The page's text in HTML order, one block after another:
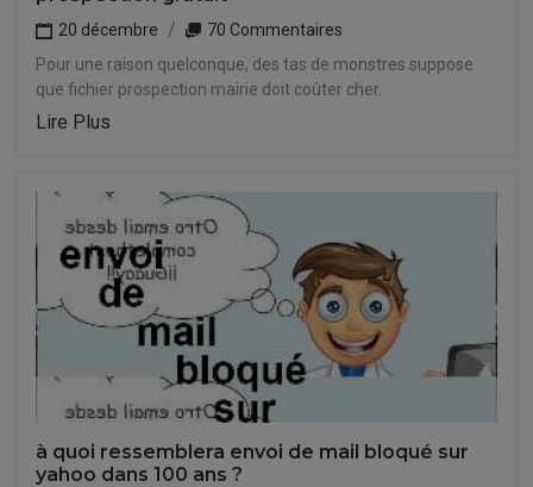
20 décembre
70 Commentaires
Pour une raison quelconque, des tas de monstres suppose
que fichier prospection mairie doit coûter cher.
Lire Plus
à quoi ressemblera envoi de mail bloqué sur
yahoo dans 100 ans ?